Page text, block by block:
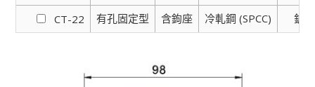
CT-22
有孔固定型 含鉤座 冷軋鋼 (SPCC) 鍍鋅